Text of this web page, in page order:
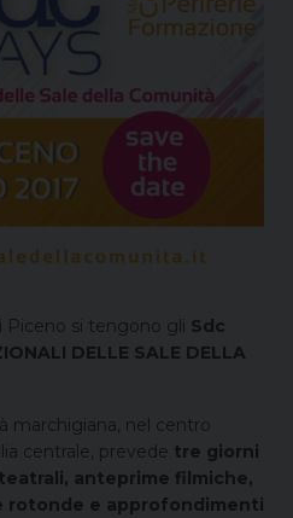
Piceno si tengono gli Sdc
DELLE SALE DELLA
marchigiana, nel centro
centrale, prevede tre giorni
anteprime filmiche,
rotonde e approfondimenti